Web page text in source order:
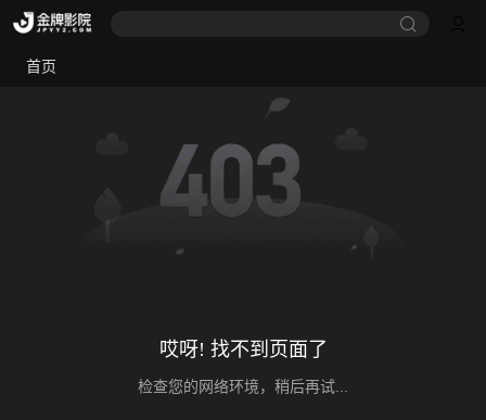
首页
哎呀! 找不到页面了
检查您的网络环境，稍后再试...